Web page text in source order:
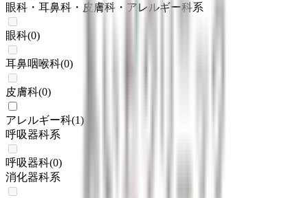
眼科・耳鼻科・皮膚科・アレルギー科系
眼科(0)
耳鼻咽喉科(0)
皮膚科(0)
アレルギー科(1)
呼吸器科系
呼吸器科(0)
消化器科系